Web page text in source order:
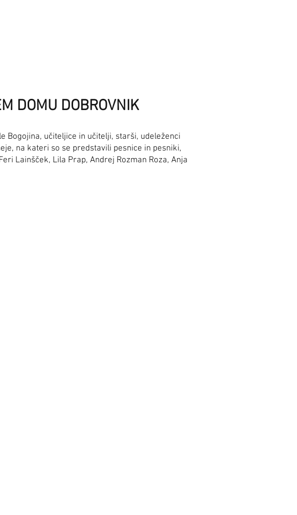
DOMU DOBROVNIK
Bogojina, učiteljice in učitelji, starši, udeleženci
na kateri so se predstavili pesnice in pesniki,
Lainšček, Lila Prap, Andrej Rozman Roza, Anja